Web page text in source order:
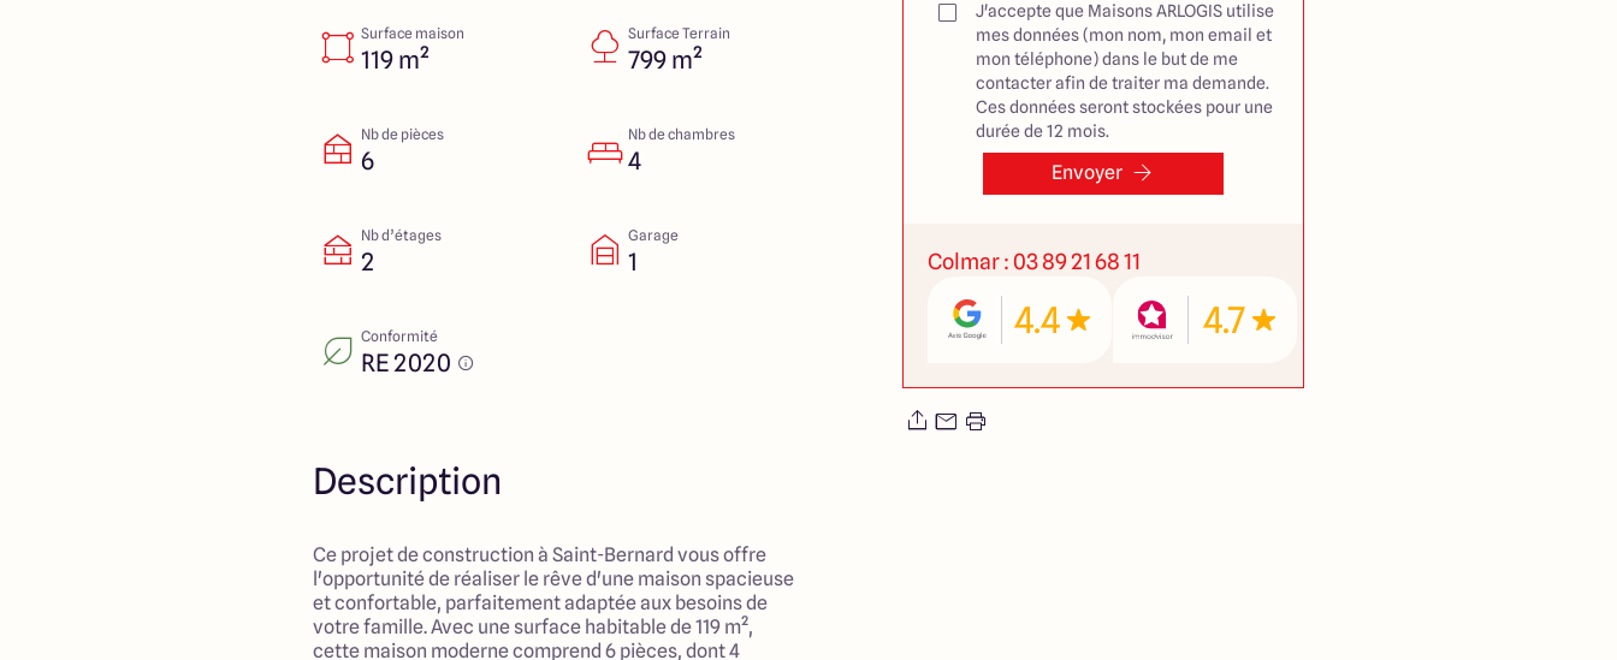
Surface maison
119 m²
Surface Terrain
799 m²
Nb de pièces
6
Nb de chambres
4
Nb d’étages
2
Garage
1
Conformité
RE 2020
Description
Ce projet de construction à Saint-Bernard vous offre
l'opportunité de réaliser le rêve d'une maison spacieuse
et confortable, parfaitement adaptée aux besoins de
votre famille. Avec une surface habitable de 119 m²,
cette maison moderne comprend 6 pièces, dont 4
J'accepte que Maisons ARLOGIS utilise
mes données (mon nom, mon email et
mon téléphone) dans le but de me
contacter afin de traiter ma demande.
Ces données seront stockées pour une
durée de 12 mois.
Envoyer
Colmar : 03 89 21 68 11
4.4 4.7